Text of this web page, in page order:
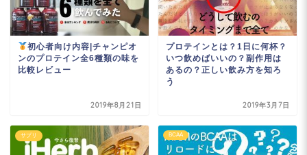
初心者向け内容|チャンピオ
ンのプロテイン全6種類の味を
比較レビュー
2019年8月21日
プロテインとは？1日に何杯？
いつ飲めばいいの？副作用は
あるの？正しい飲み方を知ろ
う
2019年3月7日
サプリ BCAA